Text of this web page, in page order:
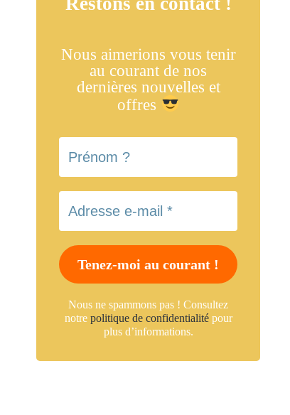
Nous aimerions vous tenir
au courant de nos
dernières nouvelles et
offres
Nous ne spammons pas ! Consultez
notre politique de confidentialitépour
plus d’informations.